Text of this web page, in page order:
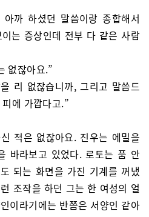
까 하셨던 말씀이랑 종합해서
는 증상인데 전부 다 같은 사람
없잖아요.”
리 없잖습니까, 그리고 말씀드
에 가깝다고.”
적은 없잖아요. 진우는 에밀을
바라보고 있었다. 로토는 품 안
되는 화면을 가진 기계를 꺼냈
조작을 하던 그는 한 여성의 얼
이라기에는 반쯤은 서양인 같아